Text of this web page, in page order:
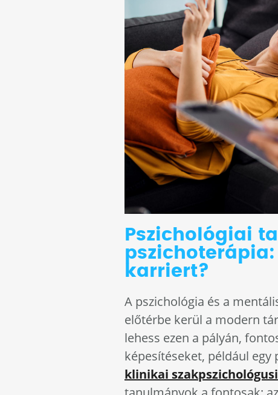
Pszichológiai
karriert?
A pszichológia és a
előtérbe kerül a modern
lehess ezen a pályán,
képesítéseket, például egy
klinikai szakpszichológusi